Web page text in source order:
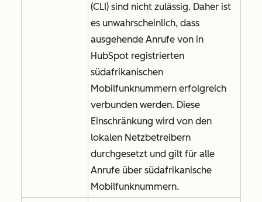
(CLI) sind nicht zulässig. Daher ist
es unwahrscheinlich, dass
ausgehende Anrufe von in
HubSpot registrierten
südafrikanischen
Mobilfunknummern erfolgreich
verbunden werden. Diese
Einschränkung wird von den
lokalen Netzbetreibern
durchgesetzt und gilt für alle
Anrufe über südafrikanische
Mobilfunknummern.